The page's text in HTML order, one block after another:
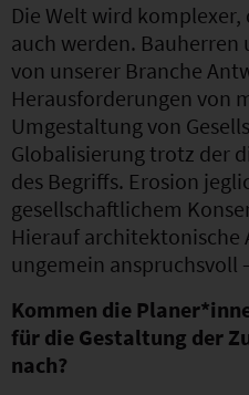
Die Welt wird
auch werden. Bauherren
von unserer Branche
Herausforderungen von
Umgestaltung von
Globalisierung trotz der
des Begriffs. Erosion
gesellschaftlichem
Hierauf
ungemein anspruchsvoll
Kommen die
für die Gestaltung der
nach?